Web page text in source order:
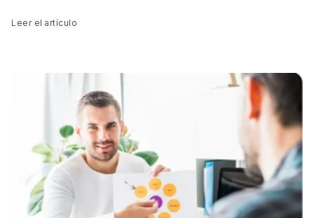
Leer el artículo